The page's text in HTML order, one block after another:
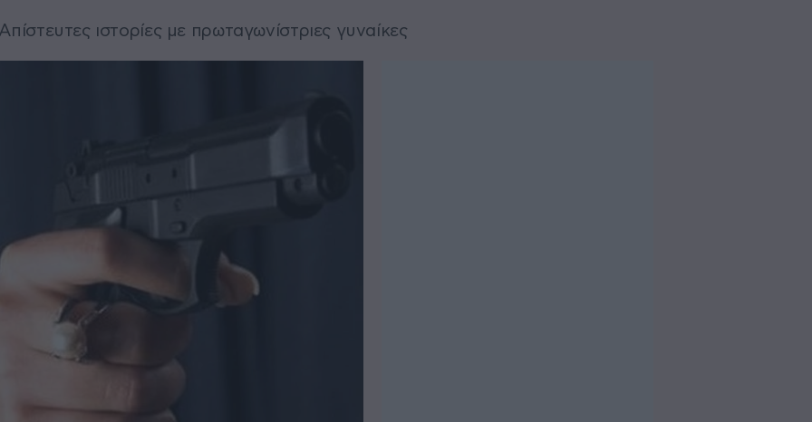
Απίστευτες ιστορίες με πρωταγωνίστριες γυναίκες